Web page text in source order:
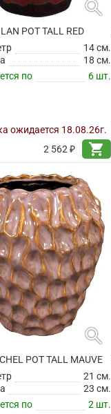
search
POT TALL RED
14 см.
18 см.
по
6 шт.
ожидается 18.08.26г.
2 562 ₽
shopping_cart
search
POT TALL MAUVE
21 см.
23 см.
по
2 шт.